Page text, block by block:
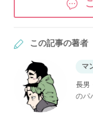
この記事の著者
マ
長男
のパ
ン